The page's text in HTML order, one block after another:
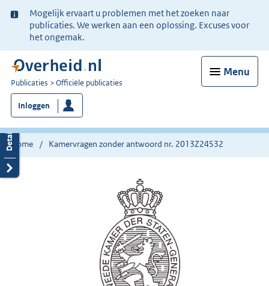
Ter
informatie:
Mogelijk ervaart u problemen met het zoeken naar
publicaties. We werken aan een oplossing. Excuses voor
het ongemak.
Menu
U
bent
nu
hier:
Publicaties Officiële publicaties
Inloggen
Home Kamervragen zonder antwoord nr. 2013Z24532